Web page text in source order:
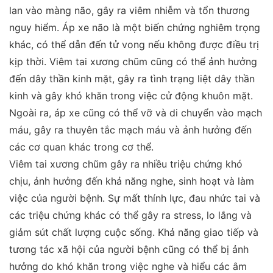
lan vào màng não, gây ra viêm nhiễm và tổn thương
nguy hiểm. Áp xe não là một biến chứng nghiêm trọng
khác, có thể dẫn đến tử vong nếu không được điều trị
kịp thời. Viêm tai xương chũm cũng có thể ảnh hưởng
đến dây thần kinh mặt, gây ra tình trạng liệt dây thần
kinh và gây khó khăn trong việc cử động khuôn mặt.
Ngoài ra, áp xe cũng có thể vỡ và di chuyển vào mạch
máu, gây ra thuyên tắc mạch máu và ảnh hưởng đến
các cơ quan khác trong cơ thể.
Viêm tai xương chũm gây ra nhiều triệu chứng khó
chịu, ảnh hưởng đến khả năng nghe, sinh hoạt và làm
việc của người bệnh. Sự mất thính lực, đau nhức tai và
các triệu chứng khác có thể gây ra stress, lo lắng và
giảm sút chất lượng cuộc sống. Khả năng giao tiếp và
tương tác xã hội của người bệnh cũng có thể bị ảnh
hưởng do khó khăn trong việc nghe và hiểu các âm